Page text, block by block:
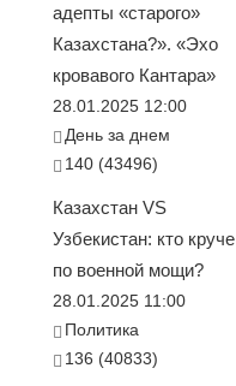
адепты «старого»
Казахстана?». «Эхо
кровавого Кантара»
28.01.2025 12:00
День за днем
140 (43496)
Казахстан VS
Узбекистан: кто круче
по военной мощи?
28.01.2025 11:00
Политика
136 (40833)